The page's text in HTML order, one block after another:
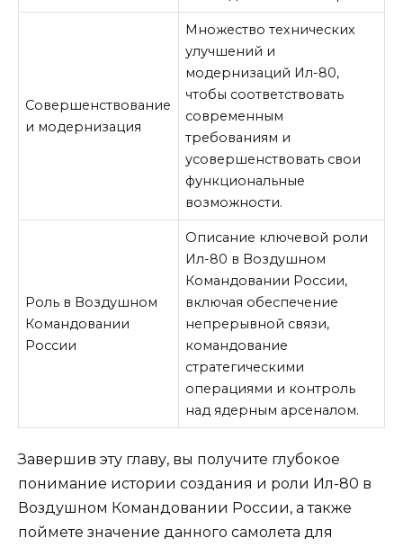
Совершенствование
и модернизация
Множество технических
улучшений и
модернизаций Ил-80,
чтобы соответствовать
современным
требованиям и
усовершенствовать свои
функциональные
возможности.
Роль в Воздушном
Командовании
России
Описание ключевой роли
Ил-80 в Воздушном
Командовании России,
включая обеспечение
непрерывной связи,
командование
стратегическими
операциями и контроль
над ядерным арсеналом.
Завершив эту главу, вы получите глубокое
понимание истории создания и роли Ил-80 в
Воздушном Командовании России, а также
поймете значение данного самолета для